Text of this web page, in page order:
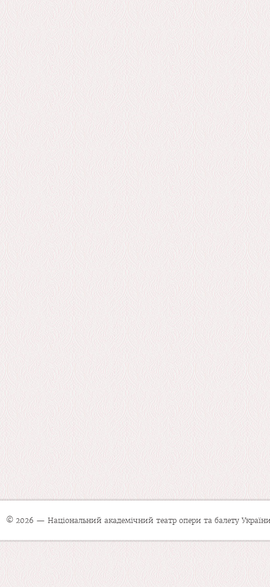
© 2026 — Національний академічний театр опери та балету